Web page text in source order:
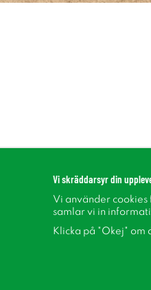
Vi skräddarsyr din
Vi använder
samlar vi in
Klicka på "Okej" om